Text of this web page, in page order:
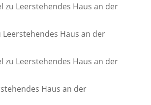
zu Leerstehendes Haus an der
Leerstehendes Haus an der
zu Leerstehendes Haus an der
Haus an der